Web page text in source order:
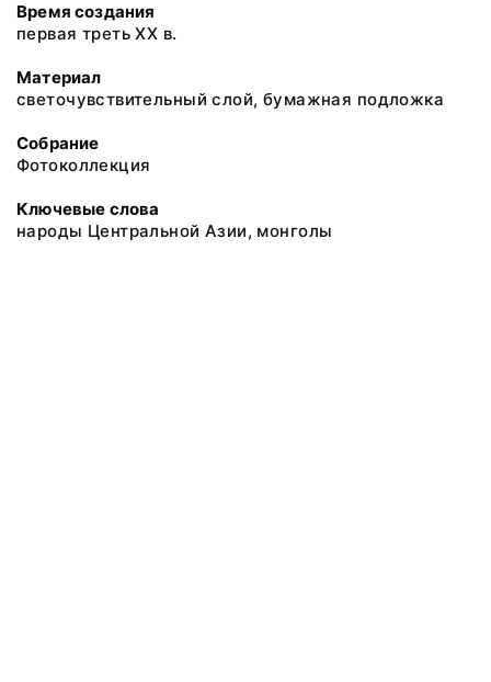
Время создания
первая треть ХХ в.
Материал
светочувствительный слой, бумажная подложка
Собрание
Фотоколлекция
Ключевые слова
народы Центральной Азии, монголы